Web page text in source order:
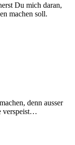
Du mich daran,
machen soll.
denn ausser
verspeist…